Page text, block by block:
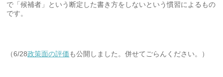
で「候補者」という断定した書き方をしないという慣習によるもの
です。
（6/28政策面の評価も公開しました。併せてごらんください。）